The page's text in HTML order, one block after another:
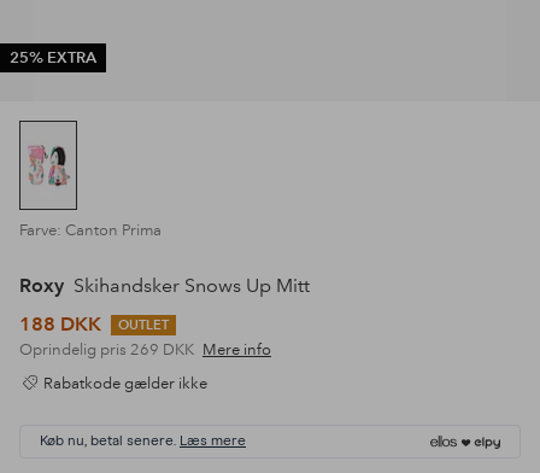
25% EXTRA
Farve: Canton Prima
Roxy Skihandsker Snows Up Mitt
188 DKK
OUTLET
Oprindelig pris 269 DKK Mere info
Rabatkode gælder ikke
Køb nu, betal senere. Læs mere